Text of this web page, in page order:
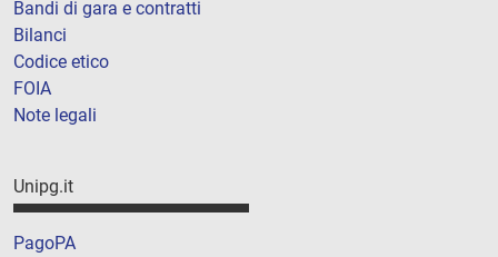
Bandi di gara e contratti
Bilanci
Codice etico
FOIA
Note legali
Unipg.it
PagoPA